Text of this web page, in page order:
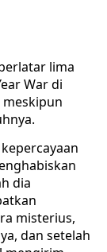
lima
War di
meskipun
dia
misterius,
dan setelah